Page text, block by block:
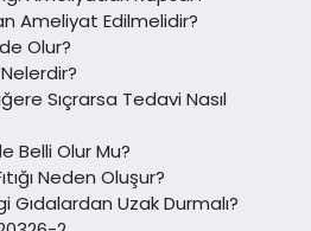
Ameliyat Edilmelidir?
Olur?
Nelerdir?
Sıçrarsa Tedavi Nasıl
Belli Olur Mu?
Neden Oluşur?
Gıdalardan Uzak Durmalı?